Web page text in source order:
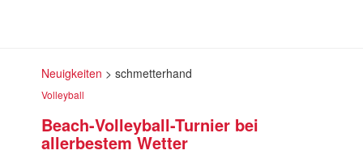
Neuigkeiten > schmetterhand
Volleyball
Beach-Volleyball-Turnier bei
allerbestem Wetter